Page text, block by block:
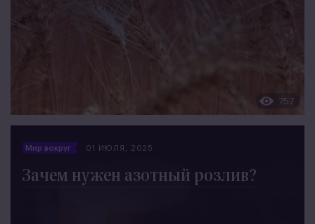
757
Мир вокруг 01 ИЮЛЯ, 2025
Зачем нужен азотный розлив?